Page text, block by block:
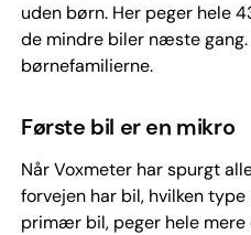
uden børn. Her peger hele
de mindre biler næste
børnefamilierne.
Første bil er en mikro
Når Voxmeter har spurgt
forvejen har bil, hvilken
primær bil, peger hele mere